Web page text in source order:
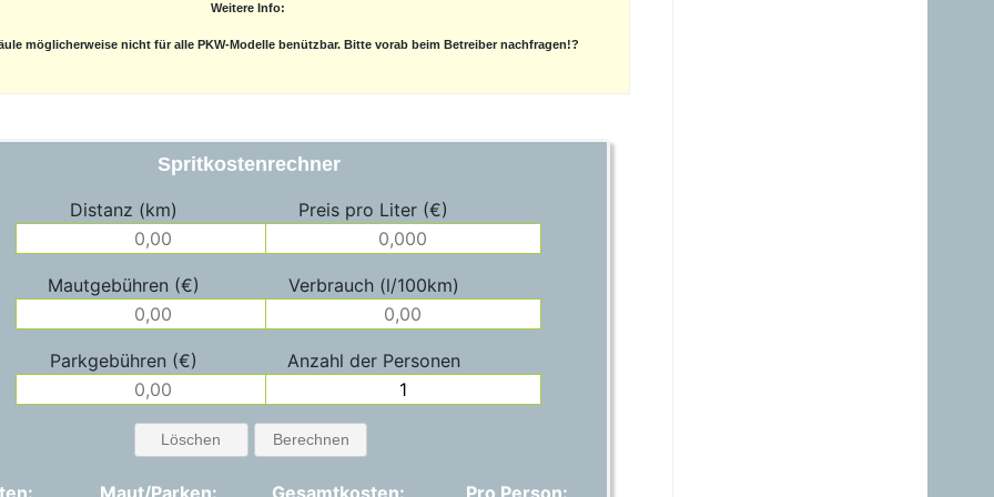
Weitere Info:
möglicherweise nicht für alle PKW-Modelle benützbar. Bitte vorab beim Betreiber nachfragen!?
Spritkostenrechner
Distanz (km) Preis pro Liter (€)
Mautgebühren (€) Verbrauch (l/100km)
Parkgebühren (€) Anzahl der Personen
Löschen Berechnen
Maut/Parken: Gesamtkosten: Pro Person: